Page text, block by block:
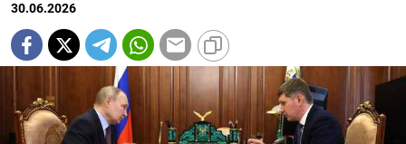
30.06.2026